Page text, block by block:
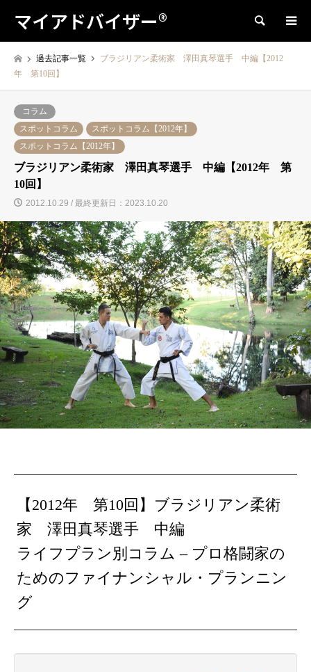
マイアドバイザー® 検索
過去記事一覧
ブラジリアン柔術家 澤田真琴選手 中編【2012
年 第10回】
コラム
スポットコラム
スポットコラム【2012年】
スポットコラム【2012年】
ブラジリアン柔術家 澤田真琴選手 中編【2012年 第
10回】
2012.10.29 / 最終更新日：2023.10.20
【2012年 第10回】ブラジリアン柔術
家 澤田真琴選手 中編
ライフプラン別コラム – プロ格闘家の
ためのファイナンシャル・プランニン
グ